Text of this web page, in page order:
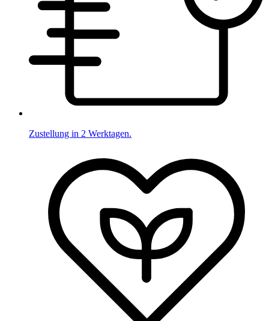
Zustellung in 2 Werktagen.